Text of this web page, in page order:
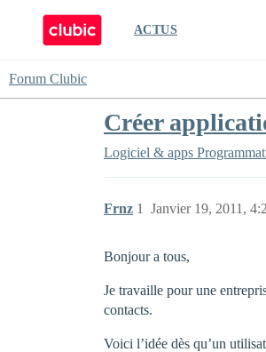
ACTUS
Forum Clubic
Créer
Logiciel & apps
Frnz Janvier 19, 2011,
1
Bonjour a tous,
Je travaille pour une
contacts.
Voici l’idée dès qu’un